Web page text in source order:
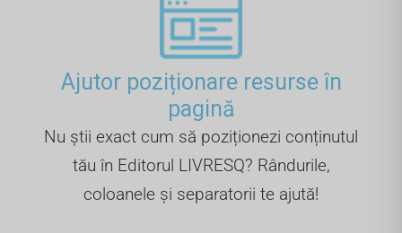
Ajutor poziționare resurse în
pagină
Nu știi exact cum să poziționezi conținutul
tău în Editorul LIVRESQ? Rândurile,
coloanele și separatorii te ajută!